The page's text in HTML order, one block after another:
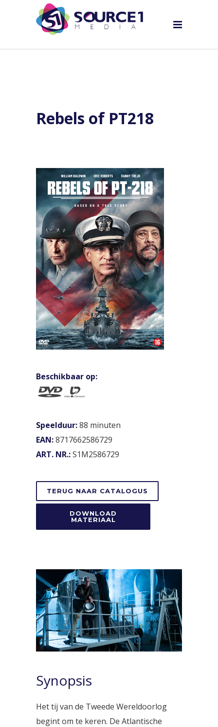
Rebels of PT218
Beschikbaar op:
Speelduur:88 minuten
EAN:8717662586729
ART. NR.:S1M2586729
TERUG NAAR CATALOGUS
DOWNLOAD
MATERIAAL
Synopsis
Het tij van de Tweede Wereldoorlog
begint om te keren. De Atlantische